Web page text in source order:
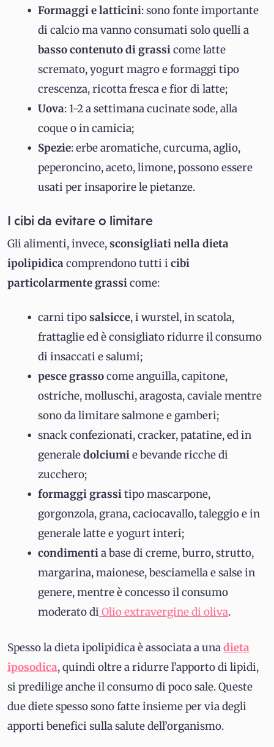
Formaggi e latticini: sono fonte importante
di calcio ma vanno consumati solo quelli a
basso contenuto di grassicome latte
scremato, yogurt magro e formaggi tipo
crescenza, ricotta fresca e fior di latte;
Uova: 1-2 a settimana cucinate sode, alla
coque o in camicia;
Spezie: erbe aromatiche, curcuma, aglio,
peperoncino, aceto, limone, possono essere
usati per insaporire le pietanze.
I cibi da evitare o limitare
Gli alimenti, invece,sconsigliati nella dieta
ipolipidicacomprendono tutti i cibi
particolarmente grassicome:
carni tiposalsicce, i wurstel, in scatola,
frattaglie ed è consigliato ridurre il consumo
di insaccati e salumi;
pesce grassocome anguilla, capitone,
ostriche, molluschi, aragosta, caviale mentre
sono da limitare salmone e gamberi;
snack confezionati, cracker, patatine, ed in
generaledolciumie bevande ricche di
zucchero;
formaggi grassitipo mascarpone,
gorgonzola, grana, caciocavallo, taleggio e in
generale latte e yogurt interi;
condimentia base di creme, burro, strutto,
margarina, maionese, besciamella e salse in
genere, mentre è concesso il consumo
moderato di Olio extravergine di oliva.
Spesso la dieta ipolipidica è associata a unadieta
iposodica, quindi oltre a ridurre l’apporto di lipidi,
si predilige anche il consumo di poco sale. Queste
due diete spesso sono fatte insieme per via degli
apporti benefici sulla salute dell’organismo.